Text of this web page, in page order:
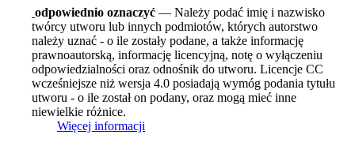
odpowiednio oznaczyć — Należy podać imię i nazwisko
twórcy utworu lub innych podmiotów, których autorstwo
należy uznać - o ile zostały podane, a także informację
prawnoautorską, informację licencyjną, notę o wyłączeniu
odpowiedzialności oraz odnośnik do utworu. Licencje CC
wcześniejsze niż wersja 4.0 posiadają wymóg podania tytułu
utworu - o ile został on podany, oraz mogą mieć inne
niewielkie różnice.
Więcej informacji